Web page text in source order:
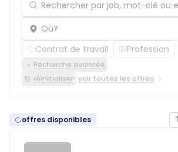
Localisation
Contrat de travail Profession
Recherche avancée
réinitialiser voir toutes les offres
offres disponibles